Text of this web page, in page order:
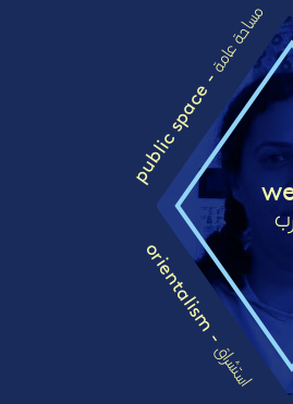
orientalism -
استشراق
public space -
مساحة عامة